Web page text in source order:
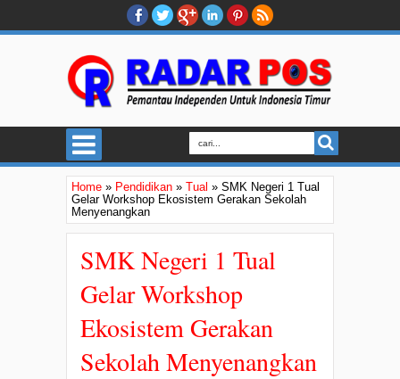
Home » Pendidikan » Tual » SMK Negeri 1 Tual
Gelar Workshop Ekosistem Gerakan Sekolah
Menyenangkan
SMK Negeri 1 Tual
Gelar Workshop
Ekosistem Gerakan
Sekolah Menyenangkan